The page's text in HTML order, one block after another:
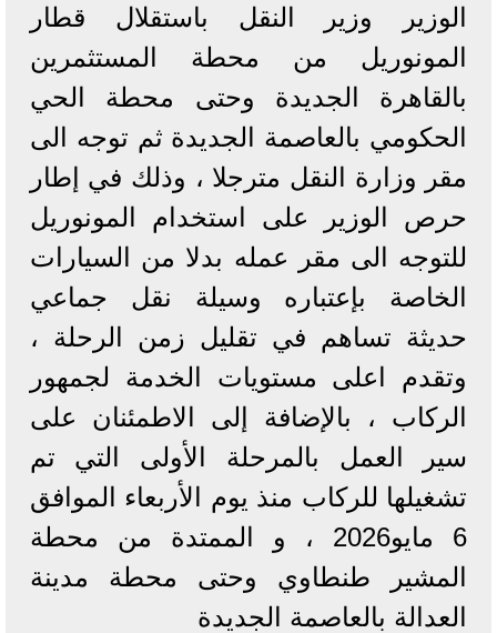
الوزير وزير النقل باستقلال قطار
المونوريل من محطة المستثمرين
بالقاهرة الجديدة وحتى محطة الحي
الحكومي بالعاصمة الجديدة ثم توجه الى
مقر وزارة النقل مترجلا ، وذلك في إطار
حرص الوزير على استخدام المونوريل
للتوجه الى مقر عمله بدلا من السيارات
الخاصة بإعتباره وسيلة نقل جماعي
حديثة تساهم في تقليل زمن الرحلة ،
وتقدم اعلى مستويات الخدمة لجمهور
الركاب ، بالإضافة إلى الاطمئنان على
سير العمل بالمرحلة الأولى التي تم
تشغيلها للركاب منذ يوم الأربعاء الموافق
6 مايو2026 ، و الممتدة من محطة
المشير طنطاوي وحتى محطة مدينة
العدالة بالعاصمة الجديدة